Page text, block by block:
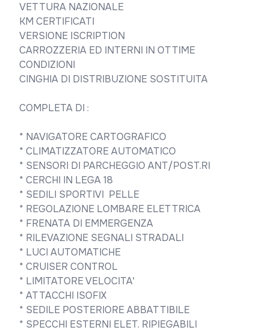
VETTURA NAZIONALE
KM CERTIFICATI
VERSIONE ISCRIPTION
CARROZZERIA ED INTERNI IN OTTIME
CONDIZIONI
CINGHIA DI DISTRIBUZIONE SOSTITUITA
COMPLETA DI :
* NAVIGATORE CARTOGRAFICO
* CLIMATIZZATORE AUTOMATICO
* SENSORI DI PARCHEGGIO ANT/POST.RI
* CERCHI IN LEGA 18
* SEDILI SPORTIVI  PELLE
* REGOLAZIONE LOMBARE ELETTRICA
* FRENATA DI EMMERGENZA
* RILEVAZIONE SEGNALI STRADALI
* LUCI AUTOMATICHE
* CRUISER CONTROL
* LIMITATORE VELOCITA'
* ATTACCHI ISOFIX
* SEDILE POSTERIORE ABBATTIBILE
* SPECCHI ESTERNI ELET. RIPIEGABILI